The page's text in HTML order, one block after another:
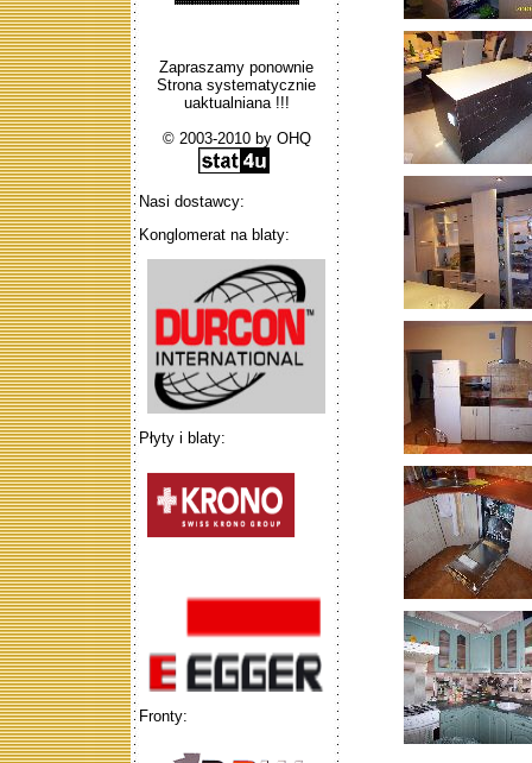
Zapraszamy ponownie
Strona systematycznie
uaktualniana !!!
© 2003-2010 by OHQ
Nasi dostawcy:
Konglomerat na blaty:
Płyty i blaty:
Fronty: